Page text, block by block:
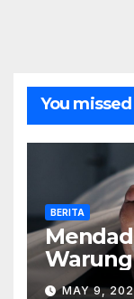
You missed
BERITA
Warung
MAY 9,